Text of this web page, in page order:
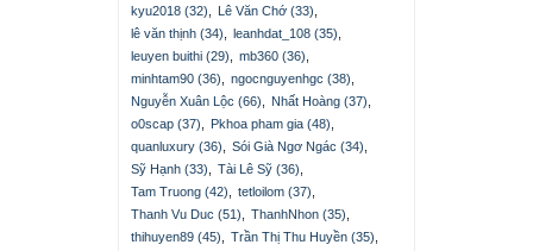
kyu2018 (32)
Lê Văn Chớ (33)
lê văn thịnh (34)
leanhdat_108 (35)
leuyen buithi (29)
mb360 (36)
minhtam90 (36)
ngocnguyenhgc (38)
Nguyễn Xuân Lộc (66)
Nhất Hoàng (37)
o0scap (37)
Pkhoa pham gia (48)
quanluxury (36)
Sói Già Ngơ Ngác (34)
Sỹ Hạnh (33)
Tài Lê Sỹ (36)
Tam Truong (42)
tetloilom (37)
Thanh Vu Duc (51)
ThanhNhon (35)
thihuyen89 (45)
Trần Thị Thu Huyền (35)